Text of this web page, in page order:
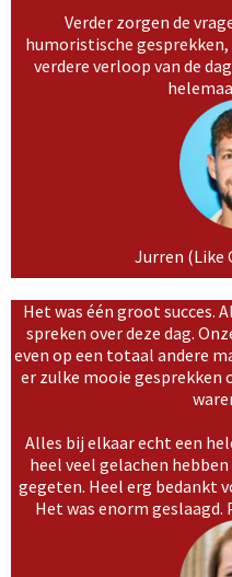
Verder zorgen de
humoristische
verdere verloop van de
Jurren (Like
Het was één groot succes.
spreken over deze dag.
even op een totaal andere
er zulke mooie gesprekken
Alles bij elkaar echt een
heel veel gelachen
gegeten. Heel erg bedankt
Het was enorm